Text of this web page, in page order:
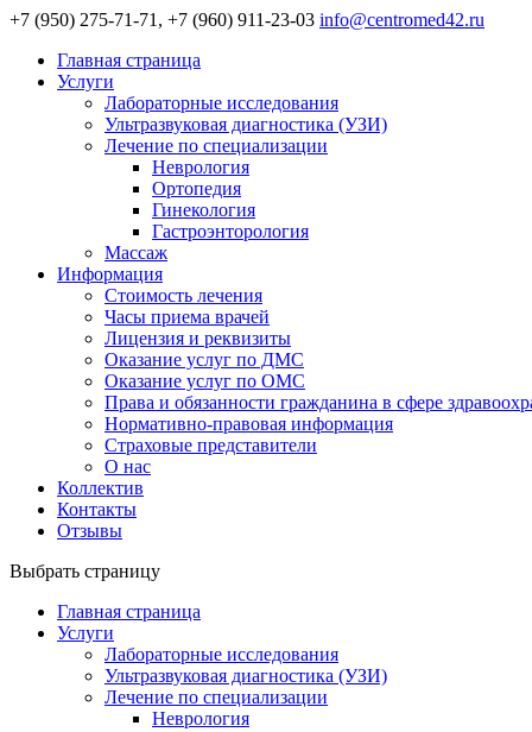
+7 (950) 275-71-71, +7 (960) 911-23-03 info@centromed42.ru
Главная страница
Услуги
Лабораторные исследования
Ультразвуковая диагностика (УЗИ)
Лечение по специализации
Неврология
Ортопедия
Гинекология
Гастроэнторология
Массаж
Информация
Стоимость лечения
Часы приема врачей
Лицензия и реквизиты
Оказание услуг по ДМС
Оказание услуг по ОМС
Права и обязанности гражданина в сфере
Нормативно-правовая информация
Страховые представители
О нас
Коллектив
Контакты
Отзывы
Выбрать страницу
Главная страница
Услуги
Лабораторные исследования
Ультразвуковая диагностика (УЗИ)
Лечение по специализации
Неврология